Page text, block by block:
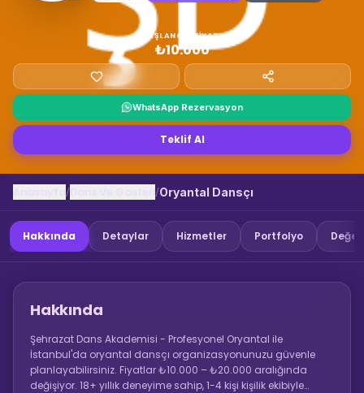
BAŞLANGIÇ FIYATI
₺10.000
WhatsApp Rezervasyon
Teklif Al
/ /Oryantal Dansçı
Hakkında Detaylar Hizmetler Portfolyo
Hakkında
Şehrazat Dans Akademisi - Profesyonel Oryantal ile
İstanbul'da oryantal dansçı organizasyonunuzu güvenle
planlayabilirsiniz. Fiyatlar ₺10.000 – ₺20.000 aralığında
değişiyor. 18+ yıllık deneyime sahip, 1-4 kişi kişilik ekibiyle